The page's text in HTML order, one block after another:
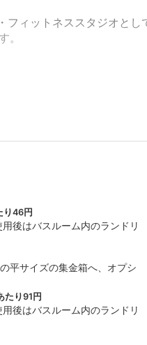
フィットネススタジオとし
。
利用前の状態（施術ベッド
ください。
り46円
後はバスルーム内のランドリ
平サイズの集金箱へ、オプシ
たり91円
後はバスルーム内のランドリ